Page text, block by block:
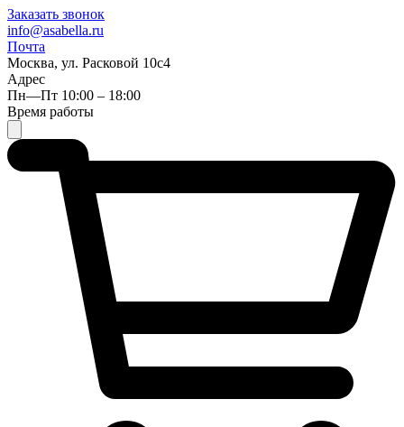
Заказать звонок
info@asabella.ru
Почта
Москва, ул. Расковой 10с4
Адрес
Пн—Пт 10:00 – 18:00
Время работы